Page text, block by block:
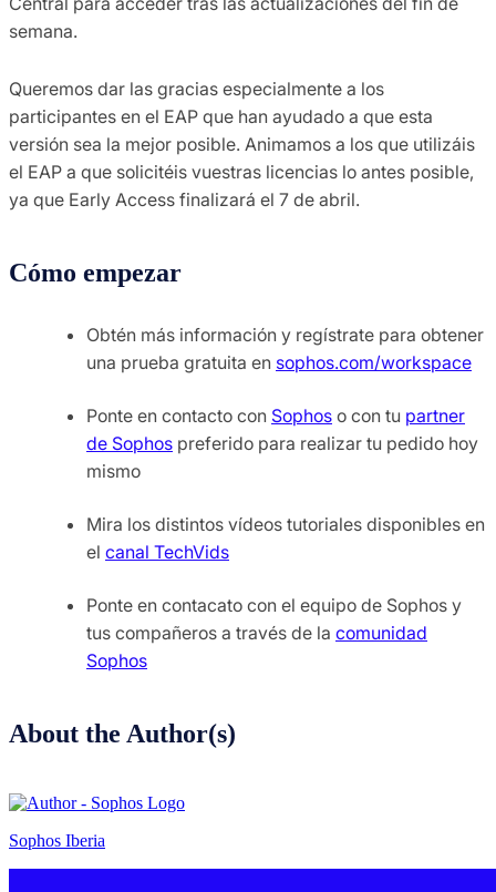
semana.
Queremos dar las gracias especialmente a los
participantes en el EAP que han ayudado a que esta
versión sea la mejor posible. Animamos a los que utilizáis
el EAP a que solicitéis vuestras licencias lo antes posible,
ya que Early Access finalizará el 7 de abril.
Cómo empezar
Obtén más información y regístrate para obtener
una prueba gratuita en sophos.com/workspace
Ponte en contacto con Sophos o con tu partner
de Sophos preferido para realizar tu pedido hoy
mismo
Mira los distintos vídeos tutoriales disponibles en
el canal TechVids
Ponte en contacato con el equipo de Sophos y
tus compañeros a través de la comunidad
Sophos
About the Author(s)
Sophos Iberia